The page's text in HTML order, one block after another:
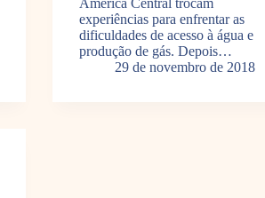
experiências para enfrentar as
dificuldades de acesso à água e
produção de gás. Depois…
29 de novembro de 2018